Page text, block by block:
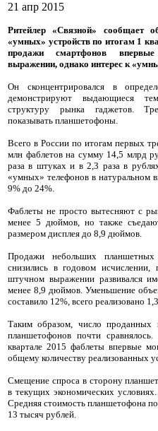
21 апр 2015
Ритейлер «Связной» сообщает
«умных» устройств по итогам 1
продажи смартфонов
выражении, однако интерес к
Он сконцентрировался в
демонстрируют выдающиеся
структуру рынка гаджетов.
показывать планшетофоны.
Всего в России по итогам первых
млн фаблетов на сумму 14,5 млрд
раза в штуках и в 2,3 раза в
«умных» телефонов в натуральном
9% до 24%.
Фаблеты не просто вытесняют с
менее 5 дюймов, но также
размером дисплея до 8,9 дюймов.
Продажи небольших
снизились в годовом
штучном выражении развивался
менее 8,9 дюймов. Уменьшение
составило 12%, всего реализовано
Таким образом, число
планшетофонов почти
квартале 2015 фаблеты впервые
общему количеству реализованных
Смещение спроса в сторону
в текущих экономических
Средняя стоимость планшетофона
13 тысяч рублей.